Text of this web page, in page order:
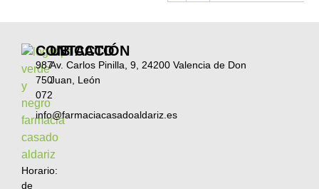
Horario:
de
CONTACTO
987
750
072
info@farmaciacasadoaldariz.es
UBICACIÓN
Av. Carlos Pinilla, 9, 24200 Valencia de Don
Juan, León